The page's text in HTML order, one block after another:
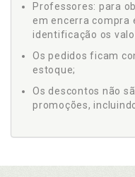
Professores: para
em encerra compra
identificação os
Os pedidos ficam
estoque;
Os descontos não
promoções, incluindo